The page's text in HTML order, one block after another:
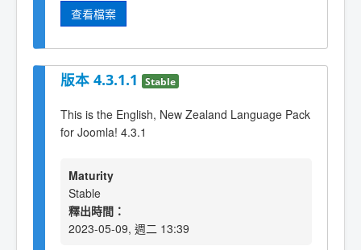
查看檔案
版本 4.3.1.1 Stable
This is the English, New Zealand Language Pack
for Joomla! 4.3.1
Maturity
Stable
釋出時間：
2023-05-09, 週二 13:39